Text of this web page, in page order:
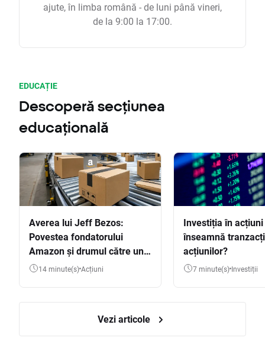
ajute, în limba română - de luni până vineri,
de la 9:00 la 17:00.
EDUCAȚIE
Descoperă secțiunea
educațională
Averea lui Jeff Bezos:
Povestea fondatorului
Amazon și drumul către una
dintre cele mai mari averi
14 minute(s) Acțiuni
Investiția în
înseamnă
acțiunilor?
7 minute(s) Investiții
Vezi articole